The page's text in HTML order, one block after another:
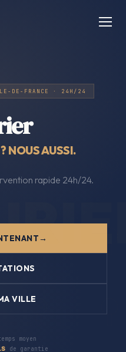
DE-FRANCE · 24H/24
NOUS AUSSI.
rapide 24h/24.
VILLE
moyen
de garantie